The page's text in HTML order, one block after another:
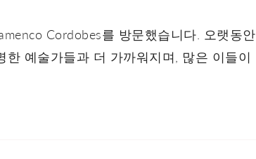
Cordobes를 방문했습니다. 오랫동안
예술가들과 더 가까워지며, 많은 이들이